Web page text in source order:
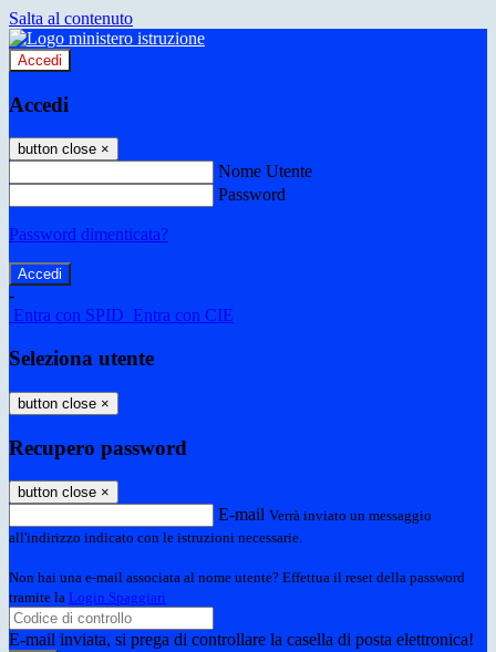
Salta al contenuto
Accedi
Accedi
button close ×
Nome Utente
Password
Password dimenticata?
-
Entra con SPID Entra con CIE
Seleziona utente
button close ×
Recupero password
button close ×
E-mail Verrà inviato un messaggio
all'indirizzo indicato con le istruzioni necessarie.
Non hai una e-mail associata al nome utente? Effettua il reset della password
tramite la Login Spaggiari
E-mail inviata, si prega di controllare la casella di posta elettronica!